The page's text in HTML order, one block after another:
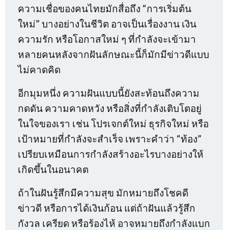
ความเชื่อของคนไทยมักสื่อถึง “การเริ่มต้น
ใหม่” บางอย่างในชีวิต อาจเป็นเรื่องงาน เงิน
ความรัก หรือโอกาสใหม่ ๆ ที่กำลังจะเข้ามา
หลายคนหลังจากฝันลักษณะนี้ก็มักมีข่าวดีแบบ
ไม่คาดคิด
อีกมุมหนึ่ง ความฝันแบบนี้ยังสะท้อนถึงความ
กดดัน ความคาดหวัง หรือสิ่งที่กำลังเติบโตอยู่
ในใจของเรา เช่น โปรเจกต์ใหม่ ธุรกิจใหม่ หรือ
เป้าหมายที่กำลังจะสำเร็จ เพราะคำว่า “ท้อง”
เปรียบเหมือนการกำลังสร้างอะไรบางอย่างให้
เกิดขึ้นในอนาคต
ถ้าในฝันรู้สึกมีความสุข มักหมายถึงโชคดี
ข่าวดี หรือการได้เงินก้อน แต่ถ้าฝันแล้วรู้สึก
กังวล เครียด หรือร้องไห้ อาจหมายถึงกำลังแบก